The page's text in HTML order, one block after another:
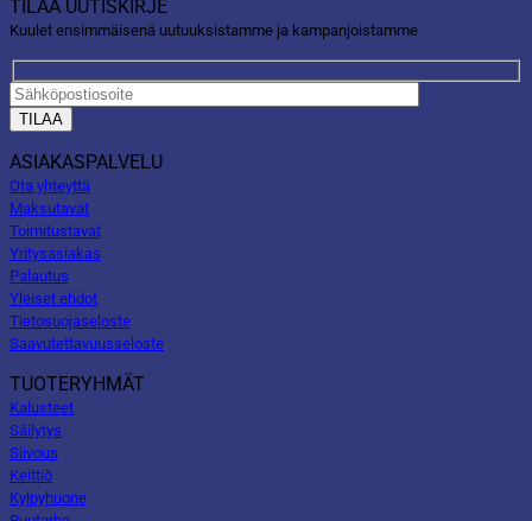
TILAA UUTISKIRJE
Kuulet ensimmäisenä uutuuksistamme ja kampanjoistamme
ASIAKASPALVELU
Ota yhteyttä
Maksutavat
Toimitustavat
Yritysasiakas
Palautus
Yleiset ehdot
Tietosuojaseloste
Saavutettavuusseloste
TUOTERYHMÄT
Kalusteet
Säilytys
Siivous
Keittiö
Kylpyhuone